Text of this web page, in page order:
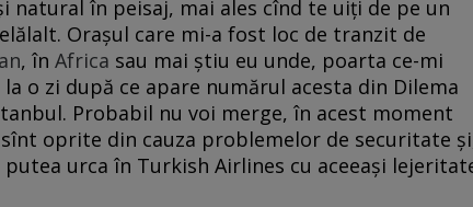
natural în peisaj, mai ales cînd te uiți de pe un
Orașul care mi-a fost loc de tranzit de
, în Africa sau mai știu eu unde, poarta ce-mi
o zi după ce apare numărul acesta din Dilema
Probabil nu voi merge, în acest moment
oprite din cauza problemelor de securitate
urca în Turkish Airlines cu aceeași